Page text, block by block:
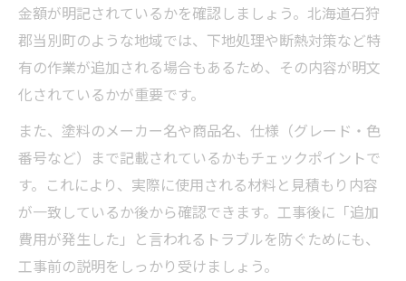
金額が明記されているかを確認しましょう。北海道石狩
郡当別町のような地域では、下地処理や断熱対策など特
有の作業が追加される場合もあるため、その内容が明文
化されているかが重要です。
また、塗料のメーカー名や商品名、仕様（グレード・色
番号など）まで記載されているかもチェックポイントで
す。これにより、実際に使用される材料と見積もり内容
が一致しているか後から確認できます。工事後に「追加
費用が発生した」と言われるトラブルを防ぐためにも、
工事前の説明をしっかり受けましょう。